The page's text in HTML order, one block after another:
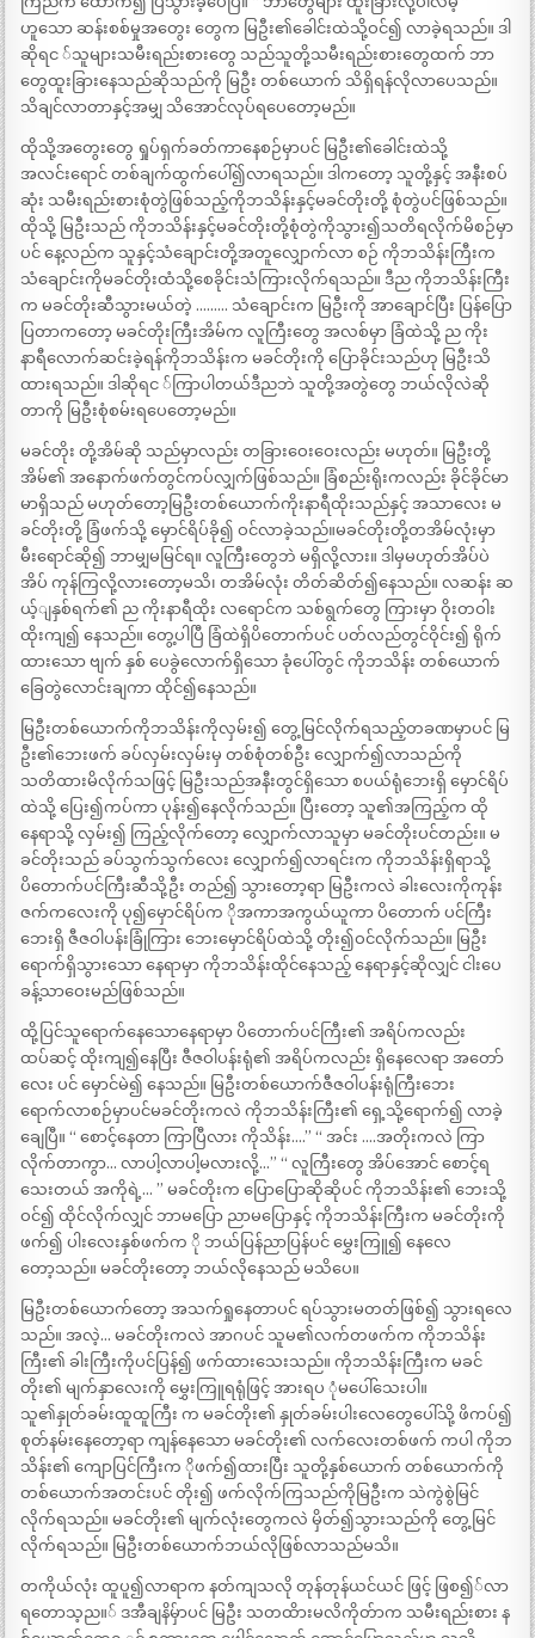
ဟူသော ဆန်းစစ်မှုအတွေး တွေက မြဦး၏ခေါင်းထဲသို့ဝင်၍ လာခဲ့ရသည်။ ဒါ
ဆိုရင ်သူများသမီးရည်းစားတွေ သည်သူတို့သမီးရည်းစားတွေထက် ဘာ
တွေထူးခြားနေသည်ဆိုသည်ကို မြဦး တစ်ယောက် သိရှိရန်လိုလာပေသည်။
သိချင်လာတာနှင့်အမျှ သိအောင်လုပ်ရပေတော့မည်။
ထိုသို့အတွေးတွေ ရှုပ်ရှက်ခတ်ကာနေစဉ်မှာပင် မြဦး၏ခေါင်းထဲသို့
အလင်းရောင် တစ်ချက်ထွက်ပေါ်၍လာရသည်။ ဒါကတော့ သူတို့နှင့် အနီးစပ်
ဆုံး သမီးရည်းစားစုံတွဲဖြစ်သည့်ကိုဘသိန်းနှင့်မခင်တိုးတို့ စုံတွဲပင်ဖြစ်သည်။
ထိုသို့ မြဦးသည် ကိုဘသိန်းနှင့်မခင်တိုးတို့စုံတွဲကိုသွား၍သတိရလိုက်မိစဉ်မှာ
ပင် နေ့လည်က သူနှင့်သံချောင်းတို့အတူလျှောက်လာ စဉ် ကိုဘသိန်းကြီးက
သံချောင်းကိုမခင်တိုးထံသို့စေခိုင်းသံကြားလိုက်ရသည်။ ဒီည ကိုဘသိန်းကြီး
က မခင်တိုးဆီသွားမယ်တဲ့ ……… သံချောင်းက မြဦးကို အာချောင်ပြီး ပြန်ပြော
ပြတာကတော့ မခင်တိုးကြီးအိမ်က လူကြီးတွေ အလစ်မှာ ခြံထဲသို့ ည ကိုး
နာရီလောက်ဆင်းခဲ့ရန်ကိုဘသိန်းက မခင်တိုးကို ပြောခိုင်းသည်ဟု မြဦးသိ
ထားရသည်။ ဒါဆိုရင ်ကြာပါတယ်ဒီညဘဲ သူတို့အတွဲတွေ ဘယ်လိုလဲဆို
တာကို မြဦးစုံစမ်းရပေတော့မည်။
မခင်တိုး တို့အိမ်ဆို သည်မှာလည်း တခြားဝေးဝေးလည်း မဟုတ်။ မြဦးတို့
အိမ်၏ အနောက်ဖက်တွင်ကပ်လျှက်ဖြစ်သည်။ ခြံစည်းရိုးကလည်း ခိုင်ခိုင်မာ
မာရှိသည် မဟုတ်တော့မြဦးတစ်ယောက်ကိုးနာရီထိုးသည်နှင့် အသာလေး မ
ခင်တိုးတို့ ခြံဖက်သို့ မှောင်ရိပ်ခို၍ ဝင်လာခဲ့သည်။မခင်တိုးတို့တအိမ်လုံးမှာ
မီးရောင်ဆို၍ ဘာမျှမမြင်ရ။ လူကြီးတွေဘဲ မရှိလို့လား။ ဒါမှမဟုတ်အိပ်ပဲ
အိပ် ကုန်ကြလို့လားတော့မသိ၊ တအိမ်လုံး တိတ်ဆိတ်၍နေသည်။ လဆန်း ဆ
ယ့်ျနှစ်ရက်၏ ည ကိုးနာရီထိုး လရောင်က သစ်ရွက်တွေ ကြားမှာ ဝိုးတဝါး
ထိုးကျ၍ နေသည်။ တွေ့ပါပြီ ခြံထဲရှိပိတောက်ပင် ပတ်လည်တွင်ဝိုင်း၍ ရိုက်
ထားသော ဗျက် နှစ် ပေခွဲလောက်ရှိသော ခုံပေါ်တွင် ကိုဘသိန်း တစ်ယောက်
ခြေတွဲလောင်းချကာ ထိုင်၍နေသည်။
မြဦးတစ်ယောက်ကိုဘသိန်းကိုလှမ်း၍ တွေ့မြင်လိုက်ရသည့်တခဏမှာပင် မြ
ဦး၏ဘေးဖက် ခပ်လှမ်းလှမ်းမှ တစ်စုံတစ်ဦး လျှောက်၍လာသည်ကို
သတိထားမိလိုက်သဖြင့် မြဦးသည်အနီးတွင်ရှိသော စပယ်ရုံဘေးရှိ မှောင်ရိပ်
ထဲသို့ ပြေး၍ကပ်ကာ ပုန်း၍နေလိုက်သည်။ ပြီးတော့ သူ၏အကြည့်က ထို
နေရာသို့ လှမ်း၍ ကြည့်လိုက်တော့ လျှောက်လာသူမှာ မခင်တိုးပင်တည်း။ မ
ခင်တိုးသည် ခပ်သွက်သွက်လေး လျှောက်၍လာရင်းက ကိုဘသိန်းရှိရာသို့
ပိတောက်ပင်ကြီးဆီသို့ဦး တည်၍ သွားတော့ရာ မြဦးကလဲ ခါးလေးကိုကုန်း
ဇက်ကလေးကို ပု၍မှောင်ရိပ်က ိုအကာအကွယ်ယူကာ ပိတောက် ပင်ကြီး
ဘေးရှိ ဇီဇဝါပန်းခြုံကြား ဘေးမှောင်ရိပ်ထဲသို့ တိုး၍ဝင်လိုက်သည်။ မြဦး
ရောက်ရှိသွားသော နေရာမှာ ကိုဘသိန်းထိုင်နေသည့် နေရာနှင့်ဆိုလျှင် ငါးပေ
ခန့်သာဝေးမည်ဖြစ်သည်။
ထို့ပြင်သူရောက်နေသောနေရာမှာ ပိတောက်ပင်ကြီး၏ အရိပ်ကလည်း
ထပ်ဆင့် ထိုးကျ၍နေပြီး ဇီဇဝါပန်းရုံ၏ အရိပ်ကလည်း ရှိနေလေရာ အတော်
လေး ပင် မှောင်မဲ၍ နေသည်။ မြဦးတစ်ယောက်ဇီဇဝါပန်းရုံကြီးဘေး
ရောက်လာစဉ်မှာပင်မခင်တိုးကလဲ ကိုဘသိန်းကြီး၏ ရှေ့သို့ရောက်၍ လာခဲ့
ချေပြီ။ “ စောင့်နေတာ ကြာပြီလား ကိုသိန်း….” “ အင်း ….အတိုးကလဲ ကြာ
လိုက်တာကွာ… လာပါ့လာပါ့မလားလို့…” “ လူကြီးတွေ အိပ်အောင် စောင့်ရ
သေးတယ် အကိုရဲ့… ” မခင်တိုးက ပြောပြောဆိုဆိုပင် ကိုဘသိန်း၏ ဘေးသို့
ဝင်၍ ထိုင်လိုက်လျှင် ဘာမပြော ညာမပြောနှင့် ကိုဘသိန်းကြီးက မခင်တိုးကို
ဖက်၍ ပါးလေးနှစ်ဖက်က ို ဘယ်ပြန်ညာပြန်ပင် မွှေးကြူ၍ နေလေ
တော့သည်။ မခင်တိုးတော့ ဘယ်လိုနေသည် မသိပေ။
မြဦးတစ်ယောက်တော့ အသက်ရှုနေတာပင် ရပ်သွားမတတ်ဖြစ်၍ သွားရလေ
သည်။ အလဲ့… မခင်တိုးကလဲ အာဂပင် သူမ၏လက်တဖက်က ကိုဘသိန်း
ကြီး၏ ခါးကြီးကိုပင်ပြန်၍ ဖက်ထားသေးသည်။ ကိုဘသိန်းကြီးက မခင်
တိုး၏ မျက်နှာလေးကို မွှေးကြူရရုံဖြင့် အားရပ ုံမပေါ်သေးပါ။
သူ၏နှုတ်ခမ်းထူထူကြီး က မခင်တိုး၏ နှုတ်ခမ်းပါးလေတွေပေါ်သို့ ဖိကပ်၍
စုတ်နမ်းနေတော့ရာ ကျန်နေသော မခင်တိုး၏ လက်လေးတစ်ဖက် ကပါ ကိုဘ
သိန်း၏ ကျောပြင်ကြီးက ိုဖက်၍ထားပြီး သူတို့နှစ်ယောက် တစ်ယောက်ကို
တစ်ယောက်အတင်းပင် တိုး၍ ဖက်လိုက်ကြသည်ကိုမြဦးက သဲကွဲစွဲမြင်
လိုက်ရသည်။ မခင်တိုး၏ မျက်လုံးတွေကလဲ မှိတ်၍သွားသည်ကို တွေ့မြင်
လိုက်ရသည်။ မြဦးတစ်ယောက်ဘယ်လိုဖြစ်လာသည်မသိ။
တကိုယ်လုံး ထူပူ၍လာရာက နတ်ကျသလို တုန်တုန်ယင်ယင် ဖြင့် ဖြစ၍်လာ
ရတောသ့ည။် ဒအီချနိမ်ှာပင် မြဦး သတထိားမလိကိုတ်ာက သမီးရည်းစား န